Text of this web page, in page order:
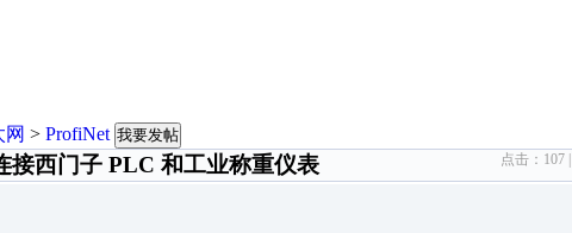
网 > ProfiNet 我要发帖
西门子 PLC 和工业称重仪表 点击： 107